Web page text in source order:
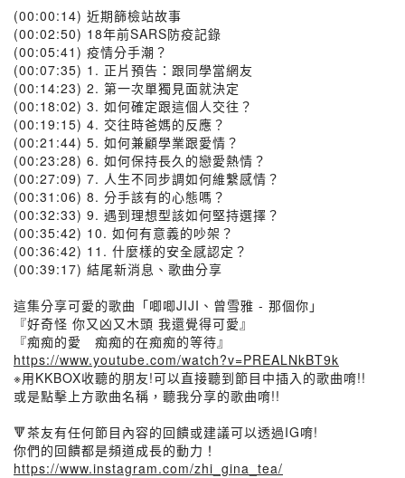
(00:00:14) 近期篩檢站故事
(00:02:50) 18年前SARS防疫記錄
(00:05:41) 疫情分手潮？
(00:07:35) 1. 正片預告：跟同學當網友
(00:14:23) 2. 第一次單獨見面就決定
(00:18:02) 3. 如何確定跟這個人交往？
(00:19:15) 4. 交往時爸媽的反應？
(00:21:44) 5. 如何兼顧學業跟愛情？
(00:23:28) 6. 如何保持長久的戀愛熱情？
(00:27:09) 7. 人生不同步調如何維繫感情？
(00:31:06) 8. 分手該有的心態嗎？
(00:32:33) 9. 遇到理想型該如何堅持選擇？
(00:35:42) 10. 如何有意義的吵架？
(00:36:42) 11. 什麼樣的安全感認定？
(00:39:17) 結尾新消息、歌曲分享
這集分享可愛的歌曲「唧唧JIJI、曾雪雅 - 那個你」
『好奇怪 你又凶又木頭 我還覺得可愛』
『痴痴的愛 痴痴的在痴痴的等待』
https://www.youtube.com/watch?v=PREALNkBT9k
※用KKBOX收聽的朋友!可以直接聽到節目中插入的歌曲唷!!
或是點擊上方歌曲名稱，聽我分享的歌曲唷!!
🔻茶友有任何節目內容的回饋或建議可以透過IG唷!
你們的回饋都是頻道成長的動力！
https://www.instagram.com/zhi_gina_tea/